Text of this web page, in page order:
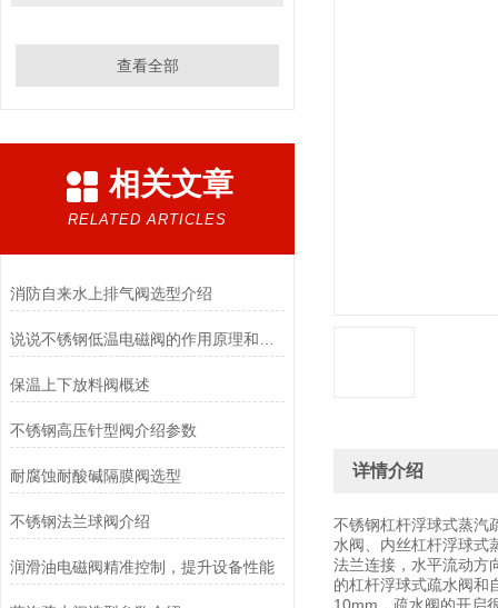
查看全部
相关文章
RELATED ARTICLES
消防自来水上排气阀选型介绍
保温上下放料阀概述
不锈钢高压针型阀介绍参数
耐腐蚀耐酸碱隔膜阀选型
不锈钢法兰球阀介绍
润滑油电磁阀精准控制，提升设备性能
详情介绍
不锈钢杠杆浮球式蒸汽
水阀、内丝杠杆浮球式
法兰连接，水平流动方
的杠杆浮球式疏水阀和